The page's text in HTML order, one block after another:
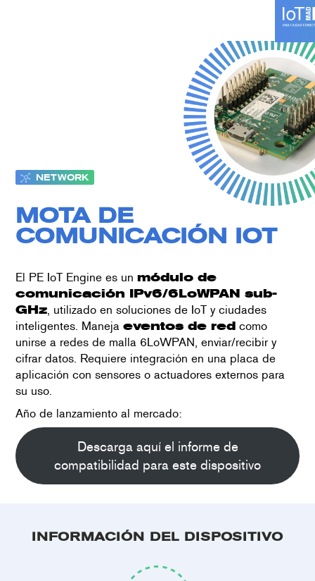
NETWORK
MOTA DE
COMUNICACIÓN IOT
El PE IoT Engine es un módulo de
comunicación IPv6/6LoWPAN sub-
GHz, utilizado en soluciones de IoT y ciudades
inteligentes. Maneja eventos de redcomo
unirse a redes de malla 6LoWPAN, enviar/recibir y
cifrar datos. Requiere integración en una placa de
aplicación con sensores o actuadores externos para
su uso.
Año de lanzamiento al mercado:
Descarga aquí el informe de
compatibilidad para este dispositivo
INFORMACIÓN DEL DISPOSITIVO